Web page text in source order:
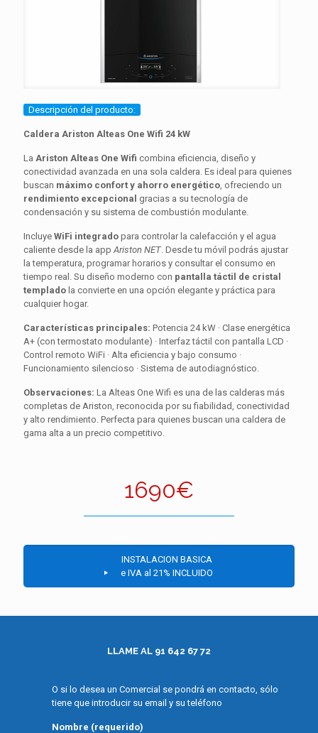
Descripción del producto:
Caldera Ariston Alteas One Wifi 24 kW
La Ariston Alteas One Wifi combina eficiencia, diseño y
conectividad avanzada en una sola caldera. Es ideal para quienes
buscan máximo confort y ahorro energético, ofreciendo un
rendimiento excepcional gracias a su tecnología de
condensación y su sistema de combustión modulante.
Incluye WiFi integrado para controlar la calefacción y el agua
caliente desde la appAriston NET. Desde tu móvil podrás ajustar
la temperatura, programar horarios y consultar el consumo en
tiempo real. Su diseño moderno con pantalla táctil de cristal
templado la convierte en una opción elegante y práctica para
cualquier hogar.
Características principales: Potencia 24 kW · Clase energética
A+ (con termostato modulante) · Interfaz táctil con pantalla LCD ·
Control remoto WiFi · Alta eficiencia y bajo consumo ·
Funcionamiento silencioso · Sistema de autodiagnóstico.
Observaciones: La Alteas One Wifi es una de las calderas más
completas de Ariston, reconocida por su fiabilidad, conectividad
y alto rendimiento. Perfecta para quienes buscan una caldera de
gama alta a un precio competitivo.
1690€
INSTALACION BASICA
e IVA al 21% INCLUIDO
LLAME AL 91 642 67 72
O si lo desea un Comercial se pondrá en contacto, sólo
tiene que introducir su email y su teléfono
Nombre (requerido)